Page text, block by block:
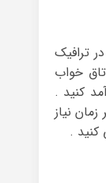
ترافیک
خواب
کنید .
نیاز
.